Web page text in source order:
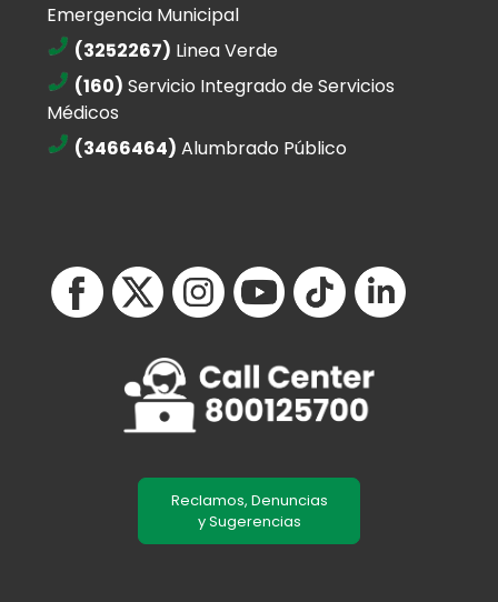
Emergencia Municipal
(3252267) Linea Verde
(160) Servicio Integrado de Servicios
Médicos
(3466464) Alumbrado Público
Reclamos, Denuncias
y Sugerencias